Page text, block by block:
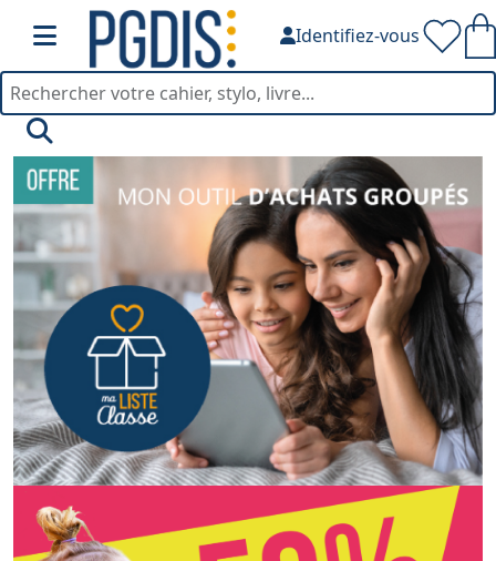
Identifiez-vous
PGDIS — Fournitures de